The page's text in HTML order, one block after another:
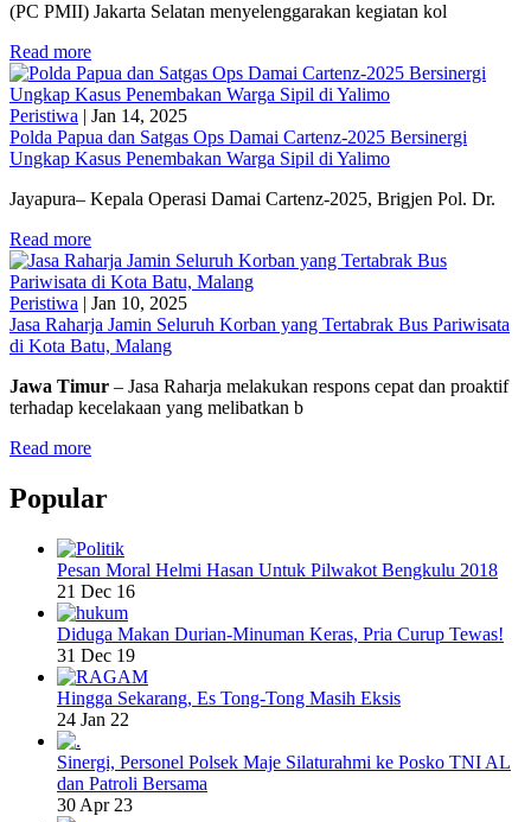
(PC PMII) Jakarta Selatan menyelenggarakan kegiatan kol
Read more
Peristiwa | Jan 14, 2025
Polda Papua dan Satgas Ops Damai Cartenz-2025 Bersinergi
Ungkap Kasus Penembakan Warga Sipil di Yalimo
Jayapura– Kepala Operasi Damai Cartenz-2025, Brigjen Pol. Dr.
Read more
Peristiwa | Jan 10, 2025
Jasa Raharja Jamin Seluruh Korban yang Tertabrak Bus Pariwisata
di Kota Batu, Malang
Jawa Timur – Jasa Raharja melakukan respons cepat dan proaktif
terhadap kecelakaan yang melibatkan b
Read more
Popular
Pesan Moral Helmi Hasan Untuk Pilwakot Bengkulu 2018
21 Dec 16
Diduga Makan Durian-Minuman Keras, Pria Curup Tewas!
31 Dec 19
Hingga Sekarang, Es Tong-Tong Masih Eksis
24 Jan 22
Sinergi, Personel Polsek Maje Silaturahmi ke Posko TNI AL
dan Patroli Bersama
30 Apr 23